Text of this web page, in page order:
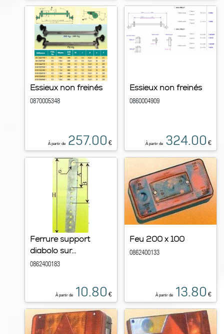
Essieux non freinés
0870005348
À partir de 257.00 €
Essieux non freinés
0860004909
À partir de 324.00 €
Ferrure support
diabolo sur...
0862400183
À partir de 10.80 €
Feu 200 x 100
0862400133
À partir de 13.80 €